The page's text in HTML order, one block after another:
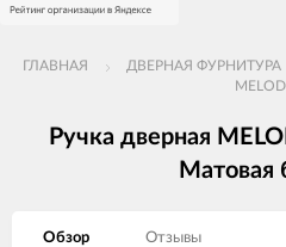
ГЛАВНАЯ ДВЕРНАЯ ФУРНИТУРА
Ручка дверная
Матовая
Обзор Отзывы